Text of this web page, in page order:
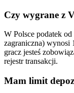
Czy wygrane z
W Polsce podatek
zagraniczna) wynosi
gracz jesteś
rejestr transakcji.
Mam limit